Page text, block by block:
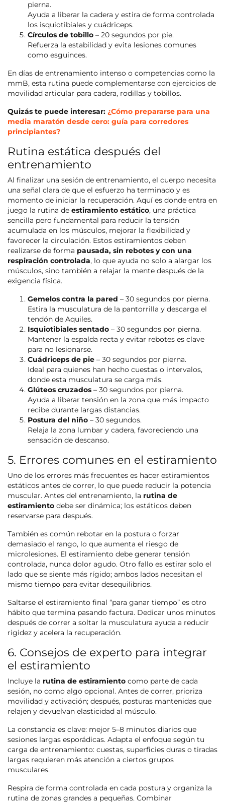
pierna.
Ayuda a liberar la cadera y estira de forma controlada
los isquiotibiales y cuádriceps.
Círculos de tobillo – 20 segundos por pie.
Refuerza la estabilidad y evita lesiones comunes
como esguinces.
En días de entrenamiento intenso o competencias como la
mmB, esta rutina puede complementarse con ejercicios de
movilidad articular para cadera, rodillas y tobillos.
Quizás te puede interesar: ¿Cómo prepararse para una
media maratón desde cero: guía para corredores
principiantes?
Rutina estática después del
entrenamiento
Al finalizar una sesión de entrenamiento, el cuerpo necesita
una señal clara de que el esfuerzo ha terminado y es
momento de iniciar la recuperación. Aquí es donde entra en
juego la rutina de estiramiento estático, una práctica
sencilla pero fundamental para reducir la tensión
acumulada en los músculos, mejorar la flexibilidad y
favorecer la circulación. Estos estiramientos deben
realizarse de forma pausada, sin rebotes y con una
respiración controlada, lo que ayuda no solo a alargar los
músculos, sino también a relajar la mente después de la
exigencia física.
Gemelos contra la pared – 30 segundos por pierna.
Estira la musculatura de la pantorrilla y descarga el
tendón de Aquiles.
Isquiotibiales sentado – 30 segundos por pierna.
Mantener la espalda recta y evitar rebotes es clave
para no lesionarse.
Cuádriceps de pie – 30 segundos por pierna.
Ideal para quienes han hecho cuestas o intervalos,
donde esta musculatura se carga más.
Glúteos cruzados – 30 segundos por pierna.
Ayuda a liberar tensión en la zona que más impacto
recibe durante largas distancias.
Postura del niño – 30 segundos.
Relaja la zona lumbar y cadera, favoreciendo una
sensación de descanso.
5. Errores comunes en el estiramiento
Uno de los errores más frecuentes es hacer estiramientos
estáticos antes de correr, lo que puede reducir la potencia
muscular. Antes del entrenamiento, la rutina de
estiramiento debe ser dinámica; los estáticos deben
reservarse para después.
También es común rebotar en la postura o forzar
demasiado el rango, lo que aumenta el riesgo de
microlesiones. El estiramiento debe generar tensión
controlada, nunca dolor agudo. Otro fallo es estirar solo el
lado que se siente más rígido; ambos lados necesitan el
mismo tiempo para evitar desequilibrios.
Saltarse el estiramiento final “para ganar tiempo” es otro
hábito que termina pasando factura. Dedicar unos minutos
después de correr a soltar la musculatura ayuda a reducir
rigidez y acelera la recuperación.
6. Consejos de experto para integrar
el estiramiento
Incluye la rutina de estiramiento como parte de cada
sesión, no como algo opcional. Antes de correr, prioriza
movilidad y activación; después, posturas mantenidas que
relajen y devuelvan elasticidad al músculo.
La constancia es clave: mejor 5–8 minutos diarios que
sesiones largas esporádicas. Adapta el enfoque según tu
carga de entrenamiento: cuestas, superficies duras o tiradas
largas requieren más atención a ciertos grupos
musculares.
Respira de forma controlada en cada postura y organiza la
rutina de zonas grandes a pequeñas. Combinar